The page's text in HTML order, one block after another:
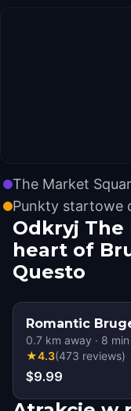
The Market
Punkty startowe
Odkryj The
heart of
Questo
Romantic
0.7 km away · 8
★4.3(473 reviews)
$9.99